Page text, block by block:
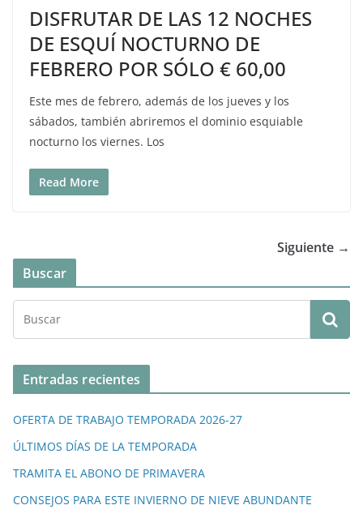
DISFRUTAR DE LAS 12 NOCHES
DE ESQUÍ NOCTURNO DE
FEBRERO POR SÓLO € 60,00
Este mes de febrero, además de los jueves y los
sábados, también abriremos el dominio esquiable
nocturno los viernes. Los
Read More
Siguiente →
Buscar
Entradas recientes
OFERTA DE TRABAJO TEMPORADA 2026-27
ÚLTIMOS DÍAS DE LA TEMPORADA
TRAMITA EL ABONO DE PRIMAVERA
CONSEJOS PARA ESTE INVIERNO DE NIEVE ABUNDANTE